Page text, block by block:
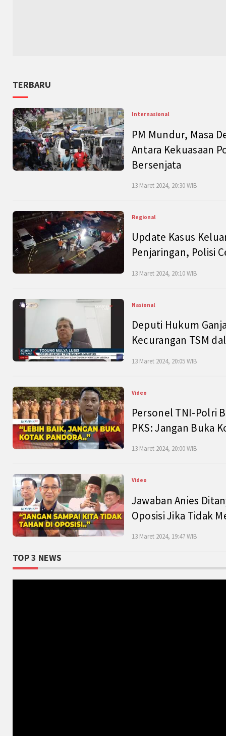
TERBARU
Internasional
PM Mundur, Masa
Antara Kekuasaan
Bersenjata
13 Maret 2024, 20:30 WIB
Regional
Update Kasus
Penjaringan, Polisi
13 Maret 2024, 20:10 WIB
Nasional
Deputi Hukum
Kecurangan TSM
13 Maret 2024, 20:05 WIB
Video
Personel TNI-Polri
PKS: Jangan Buka
13 Maret 2024, 20:00 WIB
Video
Jawaban Anies
Oposisi Jika Tidak
13 Maret 2024, 19:47 WIB
TOP 3 NEWS